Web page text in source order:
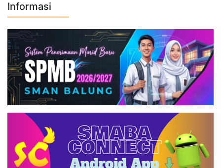
Informasi